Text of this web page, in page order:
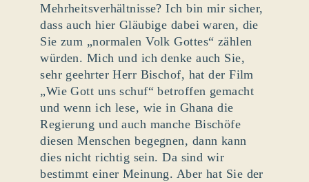
Mehrheitsverhältnisse? Ich bin mir sicher,
dass auch hier Gläubige dabei waren, die
Sie zum „normalen Volk Gottes“ zählen
würden. Mich und ich denke auch Sie,
sehr geehrter Herr Bischof, hat der Film
„Wie Gott uns schuf“ betroffen gemacht
und wenn ich lese, wie in Ghana die
Regierung und auch manche Bischöfe
diesen Menschen begegnen, dann kann
dies nicht richtig sein. Da sind wir
bestimmt einer Meinung. Aber hat Sie der